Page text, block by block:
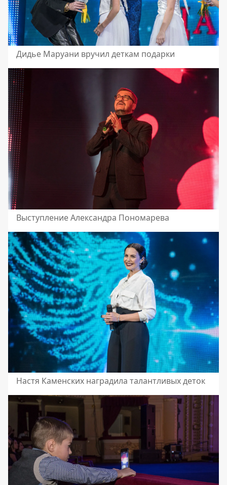
Дидье Маруани вручил деткам подарки
Выступление Александра Пономарева
Настя Каменских наградила талантливых деток